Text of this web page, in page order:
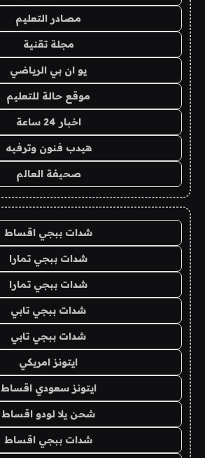
مصادر التعليم
مجلة تقنية
يو ان بي الرياضي
موقع حالة للتعليم
اخبار 24 ساعة
هيدب فنون وترفيه
صحيفة العالم
شدات ببجي اقساط
شدات ببجي تمارا
شدات ببجي تمارا
شدات ببجي تابي
شدات ببجي تابي
ايتونز امريكي
ايتونز سعودي اقساط
شحن يلا لودو اقساط
شدات ببجي اقساط